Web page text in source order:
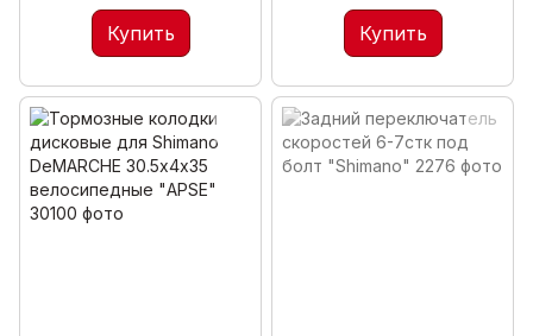
Купить Купить